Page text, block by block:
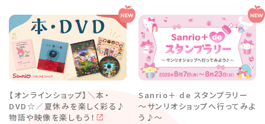
【オンラインショップ】＼本・
DVD☆／夏休みを楽しく彩る♪
物語や映像を楽しもう！
Sanrio＋ de スタンプラリー
～サンリオショップへ行ってみよ
う♪～